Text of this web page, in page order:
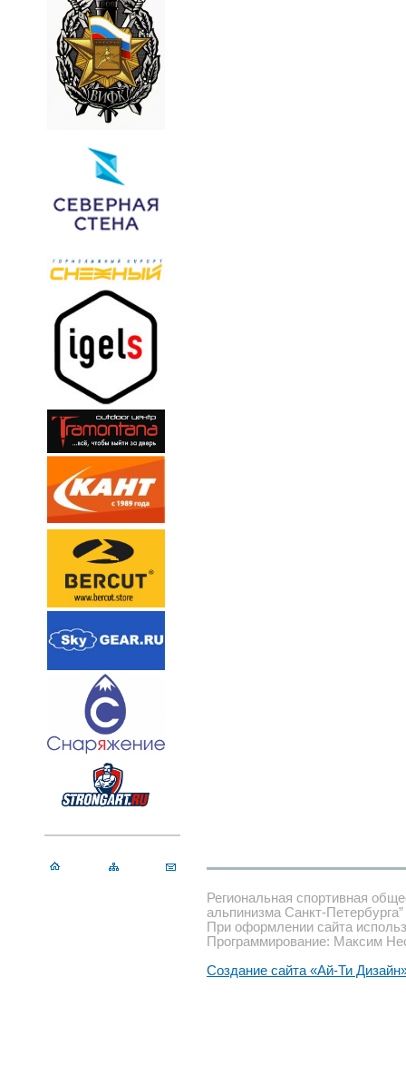
Региональная спортивная
альпинизма Санкт-Петербурга”
При оформлении сайта
Программирование: Максим
Создание сайта «Ай-Ти